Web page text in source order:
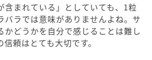
含まれている」としていても、1粒
バラでは意味がありませんよね。サ
かどうかを自分で感じることは難し
頼はとても大切です。